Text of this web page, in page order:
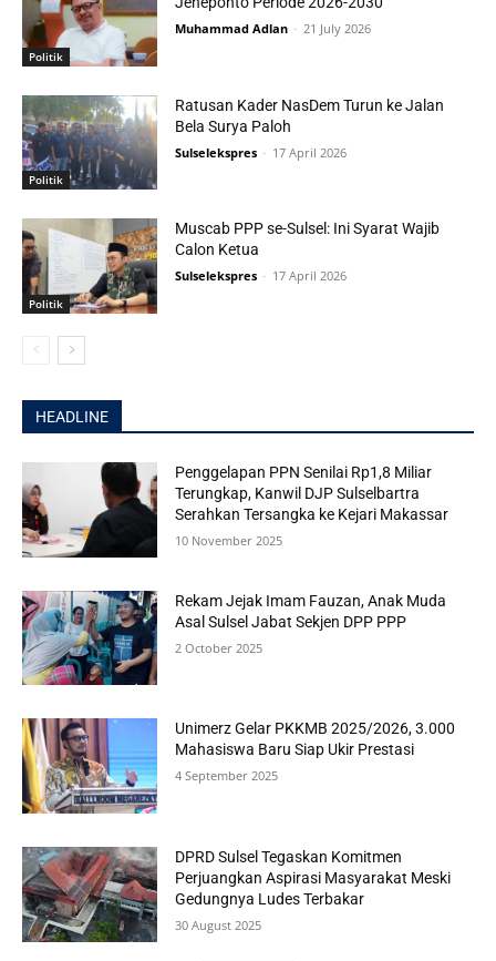
Politik
Muhammad Adlan - 21 July 2026
Politik
Ratusan Kader NasDem Turun ke Jalan
Bela Surya Paloh
Sulselekspres - 17 April 2026
Politik
Muscab PPP se-Sulsel: Ini Syarat Wajib
Calon Ketua
Sulselekspres - 17 April 2026
HEADLINE
Penggelapan PPN Senilai Rp1,8 Miliar
Terungkap, Kanwil DJP Sulselbartra
Serahkan Tersangka ke Kejari Makassar
10 November 2025
Rekam Jejak Imam Fauzan, Anak Muda
Asal Sulsel Jabat Sekjen DPP PPP
2 October 2025
Unimerz Gelar PKKMB 2025/2026, 3.000
Mahasiswa Baru Siap Ukir Prestasi
4 September 2025
DPRD Sulsel Tegaskan Komitmen
Perjuangkan Aspirasi Masyarakat Meski
Gedungnya Ludes Terbakar
30 August 2025